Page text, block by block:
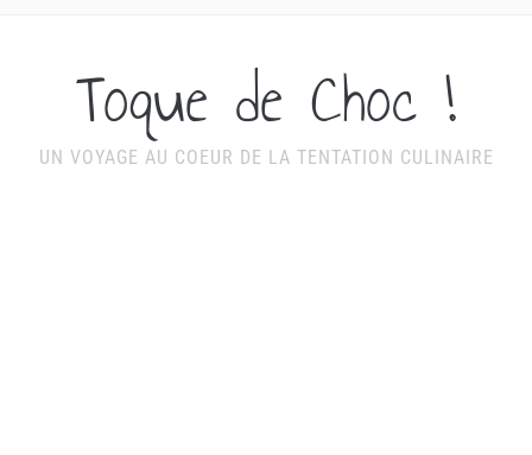
Toque de Choc !
UN VOYAGE AU COEUR DE LA TENTATION CULINAIRE